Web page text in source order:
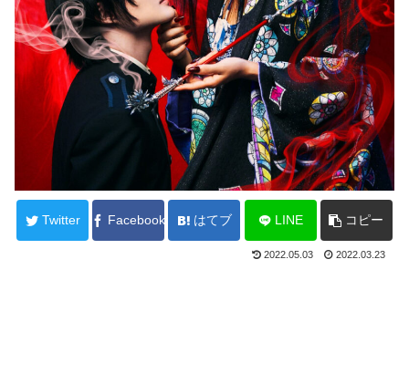
Twitter Facebook はてブ LINE コピー
2022.05.03 2022.03.23